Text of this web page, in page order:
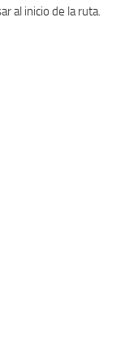
al inicio de la ruta.